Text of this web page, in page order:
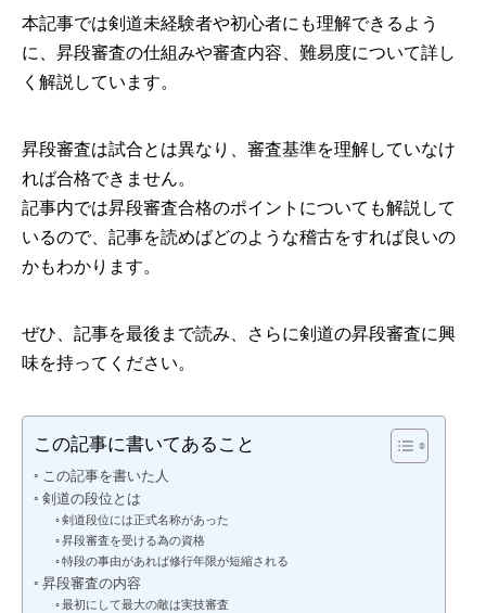
本記事では剣道未経験者や初心者にも理解できるよう
に、昇段審査の仕組みや審査内容、難易度について詳し
く解説しています。
昇段審査は試合とは異なり、審査基準を理解していなけ
れば合格できません。
記事内では昇段審査合格のポイントについても解説して
いるので、記事を読めばどのような稽古をすれば良いの
かもわかります。
ぜひ、記事を最後まで読み、さらに剣道の昇段審査に興
味を持ってください。
この記事に書いてあること
この記事を書いた人
剣道の段位とは
剣道段位には正式名称があった
昇段審査を受ける為の資格
特段の事由があれば修行年限が短縮される
昇段審査の内容
最初にして最大の敵は実技審査